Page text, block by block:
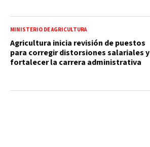
MINISTERIO DE AGRICULTURA
Agricultura inicia revisión de puestos
para corregir distorsiones salariales y
fortalecer la carrera administrativa